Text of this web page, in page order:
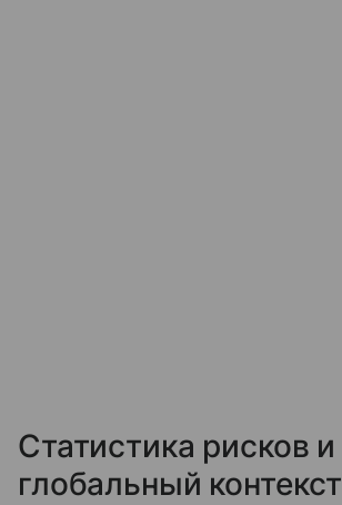
Статистика рисков и
глобальный контекст